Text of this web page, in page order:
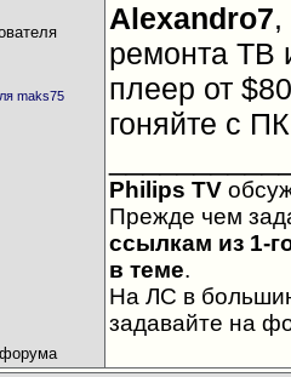
Alexandro7,
ремонта ТВ
плеер от
гоняйте с
Philips TV
Прежде чем
ссылкам из 1-
в теме.
На ЛС в
задавайте на